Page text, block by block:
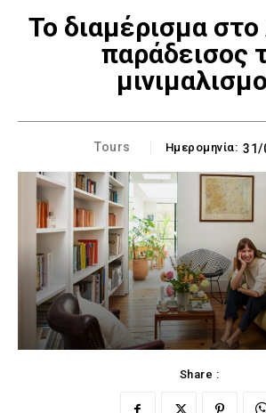
Το διαμέρισμα στο
παράδεισος
Tours Ημερομηνία: 31/
Share :